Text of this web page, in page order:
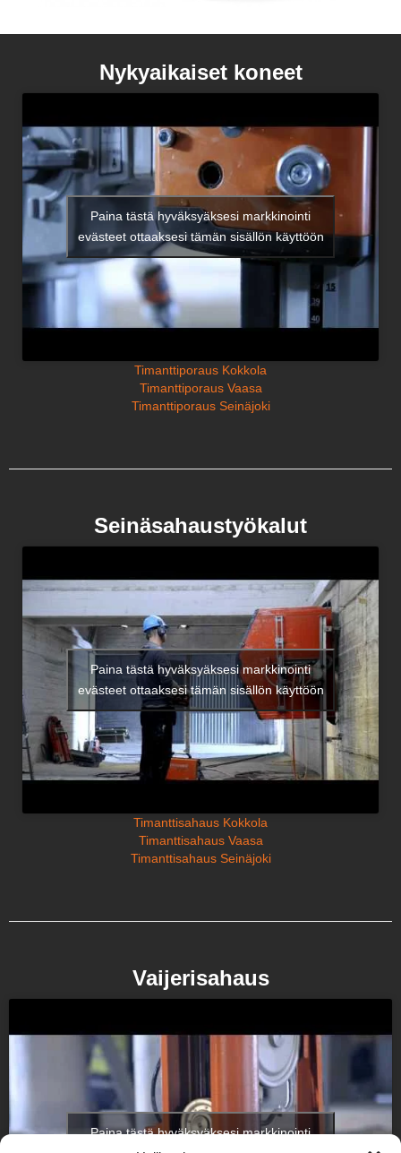
Nykyaikaiset koneet
Paina tästä hyväksyäksesi markkinointi
evästeet ottaaksesi tämän sisällön käyttöön
Timanttiporaus Kokkola
Timanttiporaus Vaasa
Timanttiporaus Seinäjoki
Seinäsahaustyökalut
Paina tästä hyväksyäksesi markkinointi
evästeet ottaaksesi tämän sisällön käyttöön
Timanttisahaus Kokkola
Timanttisahaus Vaasa
Timanttisahaus Seinäjoki
Vaijerisahaus
Paina tästä hyväksyäksesi markkinointi